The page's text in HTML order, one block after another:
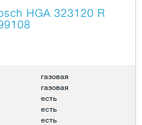
HGA 323120 R
газовая
газовая
есть
есть
есть